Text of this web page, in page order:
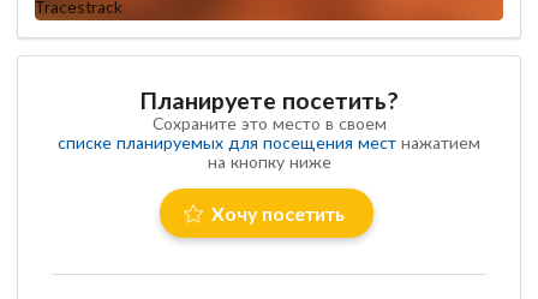
Планируете посетить?
Сохраните это место в своем
списке планируемых для посещения мест нажатием
на кнопку ниже
Хочу посетить